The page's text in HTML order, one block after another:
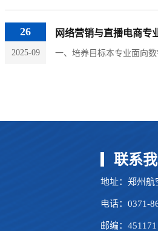
26
2025-09
网络营销与直播电商专
联系我
地址：郑州航
电话：0371-
邮编：451171